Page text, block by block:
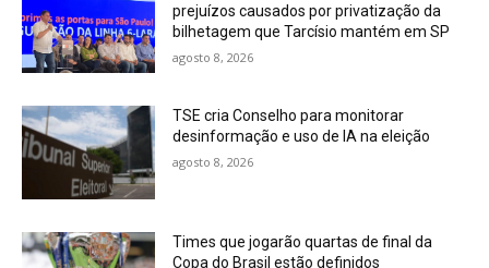
prejuízos causados por privatização da
bilhetagem que Tarcísio mantém em SP
agosto 8, 2026
TSE cria Conselho para monitorar
desinformação e uso de IA na eleição
agosto 8, 2026
Times que jogarão quartas de final da
Copa do Brasil estão definidos